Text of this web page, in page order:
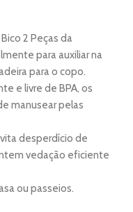
2 Peças da
para auxiliar na
para o copo.
e livre de BPA, os
manusear pelas
desperdício de
vedação eficiente
ou passeios.